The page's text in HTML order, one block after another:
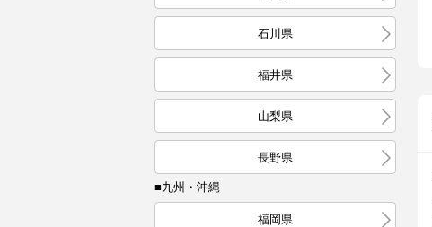
石川県
福井県
山梨県
長野県
■九州・沖縄
福岡県